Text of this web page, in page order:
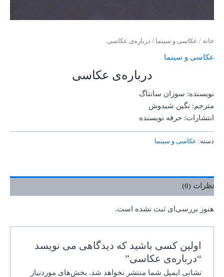
خانه / عکاسی و سینما / درباره‌ی عکاسی
عکاسی و سینما
درباره‌ی عکاسی
نویسنده: سوزان سانتاگ
مترجم: نگین شیدوش
انتشارات: حرفه نویسنده
دسته: عکاسی و سینما
نظرات (0)
هنوز بررسی‌ای ثبت نشده است.
اولین کسی باشید که دیدگاهی می نویسد
“درباره‌ی عکاسی”
نشانی ایمیل شما منتشر نخواهد شد. بخش‌های موردنیاز